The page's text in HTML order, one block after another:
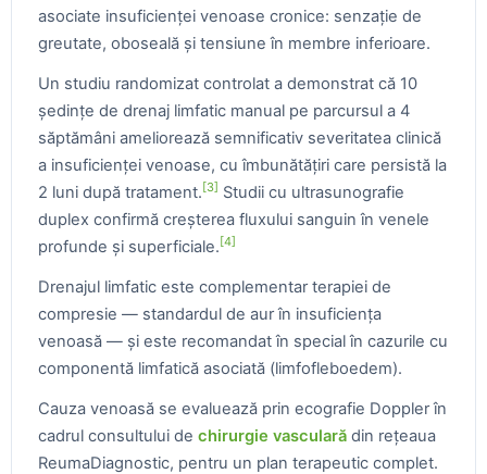
asociate insuficienței venoase cronice: senzație de
greutate, oboseală și tensiune în membre inferioare.
Un studiu randomizat controlat a demonstrat că 10
ședințe de drenaj limfatic manual pe parcursul a 4
săptămâni ameliorează semnificativ severitatea clinică
a insuficienței venoase, cu îmbunătățiri care persistă la
2 luni după tratament. [3] Studii cu ultrasunografie
duplex confirmă creșterea fluxului sanguin în venele
profunde și superficiale. [4]
Drenajul limfatic este complementar terapiei de
compresie — standardul de aur în insuficiența
venoasă — și este recomandat în special în cazurile cu
componentă limfatică asociată (limfofleboedem).
Cauza venoasă se evaluează prin ecografie Doppler în
cadrul consultului de chirurgie vasculară din rețeaua
ReumaDiagnostic, pentru un plan terapeutic complet.